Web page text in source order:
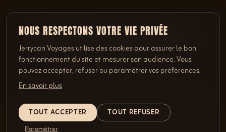
NOUS RESPECTONS VOTRE VIE PRIVÉE
Jerrycan Voyages utilise des cookies pour assurer le bon
fonctionnement du site et mesurer son audience. Vous
pouvez accepter, refuser ou paramétrer vos préférences.
En savoir plus
TOUT ACCEPTER TOUT REFUSER
Paramétrer
DEMANDEZ UNE OFFRE
SELON VOS ENVIES